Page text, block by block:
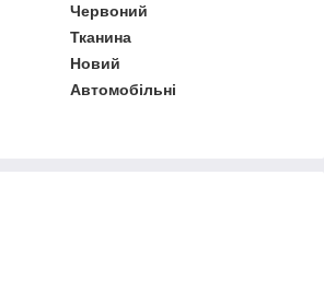
Червоний
Тканина
Новий
Автомобільні